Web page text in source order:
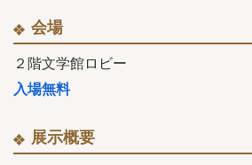
会場
２階文学館ロビー
入場無料
展示概要